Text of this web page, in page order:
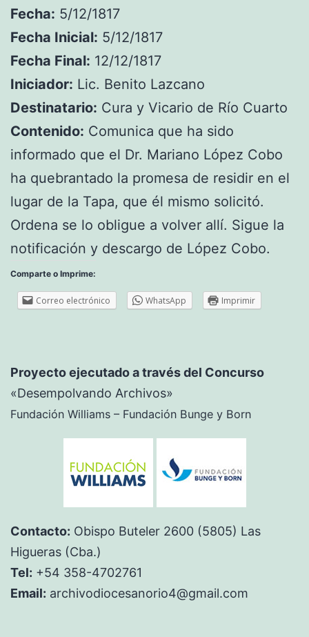
Fecha: 5/12/1817
Fecha Inicial: 5/12/1817
Fecha Final: 12/12/1817
Iniciador: Lic. Benito Lazcano
Destinatario: Cura y Vicario de Río Cuarto
Contenido: Comunica que ha sido
informado que el Dr. Mariano López Cobo
ha quebrantado la promesa de residir en el
lugar de la Tapa, que él mismo solicitó.
Ordena se lo obligue a volver allí. Sigue la
notificación y descargo de López Cobo.
Comparte o Imprime:
Correo electrónico WhatsApp Imprimir
Proyecto ejecutado a través del Concurso
«Desempolvando Archivos»
Fundación Williams – Fundación Bunge y Born
Contacto: Obispo Buteler 2600 (5805) Las
Higueras (Cba.)
Tel: +54 358-4702761
Email: archivodiocesanorio4@gmail.com